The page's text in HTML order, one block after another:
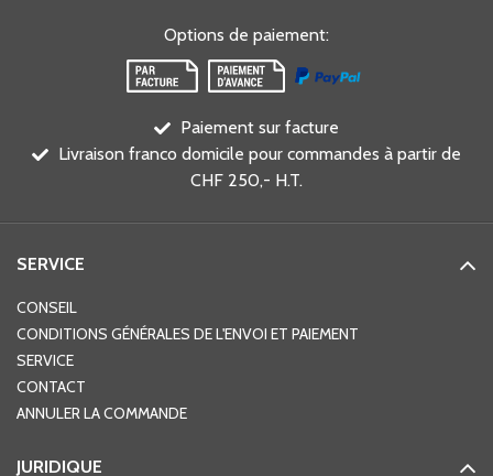
Options de paiement:
Paiement sur facture
Livraison franco domicile pour commandes à partir de
CHF 250,- H.T.
SERVICE
CONSEIL
CONDITIONS GÉNÉRALES DE L'ENVOI ET PAIEMENT
SERVICE
CONTACT
ANNULER LA COMMANDE
JURIDIQUE